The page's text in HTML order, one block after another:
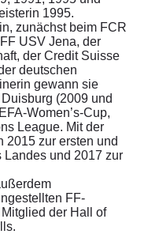
1995.
zunächst beim FCR
USV Jena, der
der Credit Suisse
deutschen
gewann sie
(2009 und
Women’s-Cup,
League. Mit der
2015 zur ersten und
Landes und 2017 zur
FF-
der Hall of